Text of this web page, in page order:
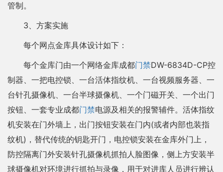
管制。
3、方案实施
每个网点金库具体设计如下：
每个金库门由一个网络金库成都门禁DW-6834D-CP控
制器、一把电控锁、一台活体指纹机、一台视频服务器、一
台针孔摄像机、一台半球摄像机、一个门磁开关、一个出门
按钮、一套专业成都门禁电源及相关的报警辅件。活体指纹
机安装在门外墙上，出门按钮安装在门内(或者内部也装指
纹机)，替代传统的钥匙开门，电控锁安装在金库外门上，
防控隔离门外安装针孔摄像机抓拍人脸图像，侧上方安装半
球摄像机对环境进行抓拍与录像，用于对进库人员进行辨认